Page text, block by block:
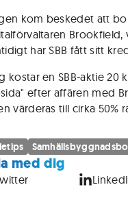
kom beskedet att
har SBB fått sitt
kostar en SBB-aktie
efter affären med
värderas till cirka 50%
med dig